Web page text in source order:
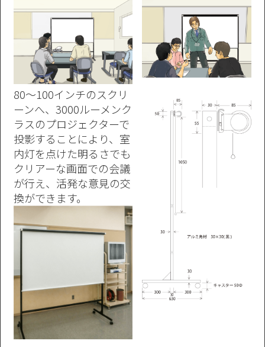
80〜100インチのスクリ
ーンへ、3000ルーメンク
ラスのプロジェクターで
投影することにより、室
内灯を点けた明るさでも
クリアーな画面での会議
が行え、活発な意見の交
換ができます。